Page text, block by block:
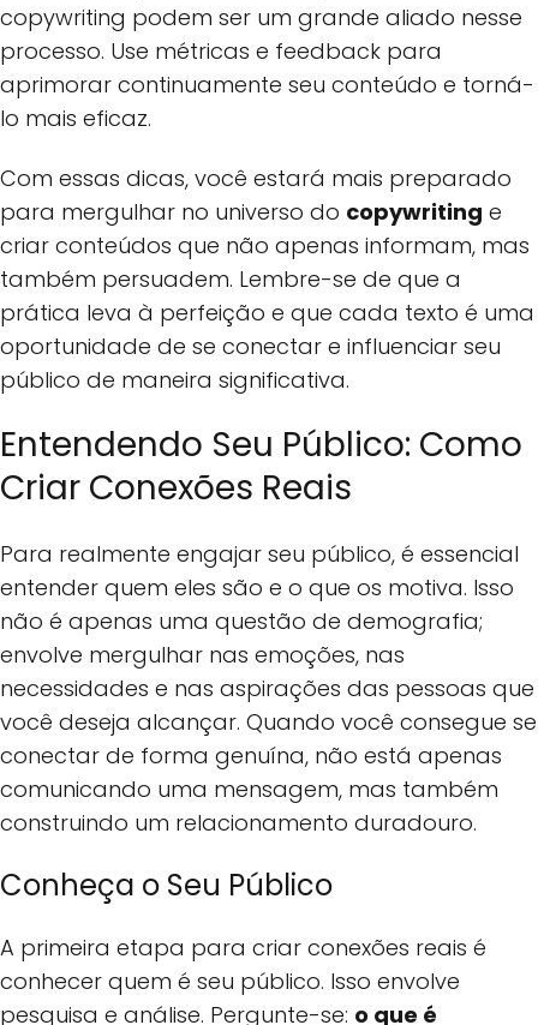
copywriting podem ser um grande aliado nesse
processo. Use métricas e feedback para
aprimorar continuamente seu conteúdo e torná-
lo mais eficaz.
Com essas dicas, você estará mais preparado
para mergulhar no universo do copywriting e
criar conteúdos que não apenas informam, mas
também persuadem. Lembre-se de que a
prática leva à perfeição e que cada texto é uma
oportunidade de se conectar e influenciar seu
público de maneira significativa.
Entendendo Seu Público: Como
Criar Conexões Reais
Para realmente engajar seu público, é essencial
entender quem eles são e o que os motiva. Isso
não é apenas uma questão de demografia;
envolve mergulhar nas emoções, nas
necessidades e nas aspirações das pessoas que
você deseja alcançar. Quando você consegue se
conectar de forma genuína, não está apenas
comunicando uma mensagem, mas também
construindo um relacionamento duradouro.
Conheça o Seu Público
A primeira etapa para criar conexões reais é
conhecer quem é seu público. Isso envolve
pesquisa e análise. Pergunte-se: o que é